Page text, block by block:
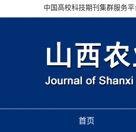
中国高校科技期刊集群服务平
首页